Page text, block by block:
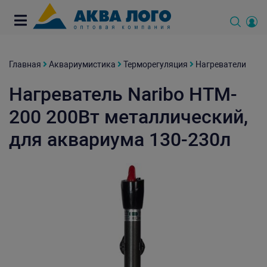
Главная Аквариумистика Терморегуляция Нагреватели
Нагреватель Naribo HTM-
200 200Вт металлический,
для аквариума 130-230л